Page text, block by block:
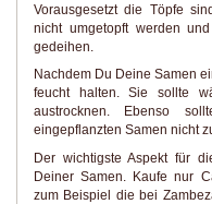
Vorausgesetzt die Töpfe
nicht umgetopft werden
gedeihen.
Nachdem Du Deine Samen
feucht halten. Sie sollte
austrocknen. Ebenso
eingepflanzten Samen nicht
Der wichtigste Aspekt für
Deiner Samen. Kaufe nur
zum Beispiel die bei